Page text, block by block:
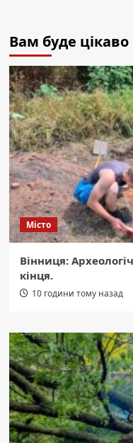
Вам буде цікаво
Місто
Вінниця:
кінця.
10 години тому назад